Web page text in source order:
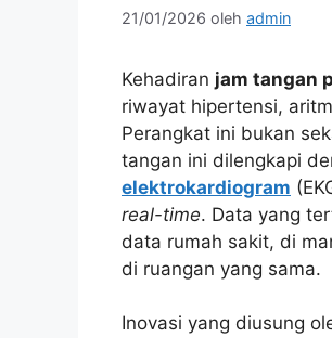
21/01/2026 oleh admin
Kehadiran jam tangan
riwayat hipertensi,
Perangkat ini bukan
tangan ini dilengkapi
elektrokardiogram
real-time. Data yang
data rumah sakit, di
di ruangan yang sama.
Inovasi yang diusung